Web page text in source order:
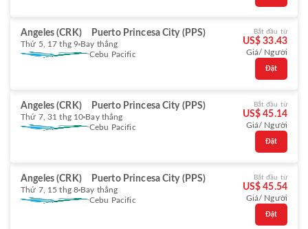
Angeles (CRK) Puerto Princesa City (PPS)
Thứ 5, 17 thg 9 Bay thẳng
Cebu Pacific
Bắt đầu từ
US$ 33.43
Giá/ Người
Đặt
Angeles (CRK) Puerto Princesa City (PPS)
Thứ 7, 31 thg 10 Bay thẳng
Cebu Pacific
Bắt đầu từ
US$ 45.14
Giá/ Người
Đặt
Angeles (CRK) Puerto Princesa City (PPS)
Thứ 7, 15 thg 8 Bay thẳng
Cebu Pacific
Bắt đầu từ
US$ 45.54
Giá/ Người
Đặt